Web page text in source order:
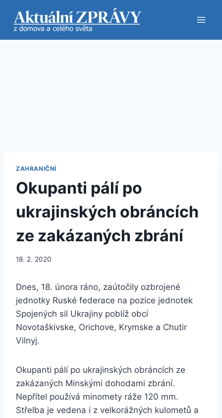
obsah
ZAHRANIČNÍ
Okupanti pálí po
ukrajinských obráncích
ze zakázaných zbrání
18. 2. 2020
Dnes, 18. února ráno, zaútočily ozbrojené
jednotky Ruské federace na pozice jednotek
Spojených sil Ukrajiny poblíž obcí
Novotaškivske, Orichove, Krymske a Chutir
Vilnyj.
Okupanti pálí po ukrajinských obráncích ze
zakázaných Minskými dohodami zbrání.
Nepřítel používá minomety ráže 120 mm.
Střelba je vedena i z velkorážných kulometů a